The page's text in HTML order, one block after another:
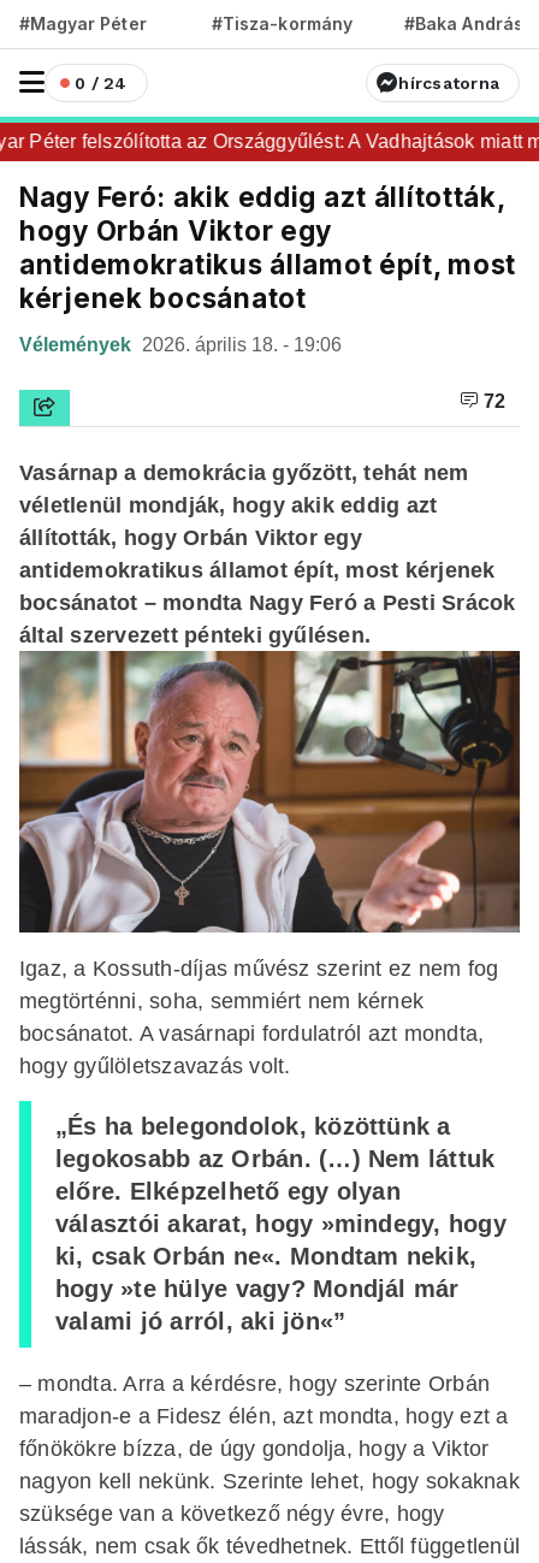
#Magyar Péter #Tisza-kormány #Baka András
0 / 24 hírcsatorna
Péter felszólította az Országgyűlést: A Vadhajtások miatt
Nagy Feró: akik eddig azt állították,
hogy Orbán Viktor egy
antidemokratikus államot épít, most
kérjenek bocsánatot
Vélemények 2026. április 18. - 19:06
72
Vasárnap a demokrácia győzött, tehát nem
véletlenül mondják, hogy akik eddig azt
állították, hogy Orbán Viktor egy
antidemokratikus államot épít, most kérjenek
bocsánatot – mondta Nagy Feró a Pesti Srácok
által szervezett pénteki gyűlésen.
Igaz, a Kossuth-díjas művész szerint ez nem fog
megtörténni, soha, semmiért nem kérnek
bocsánatot. A vasárnapi fordulatról azt mondta,
hogy gyűlöletszavazás volt.
„És ha belegondolok, közöttünk a
legokosabb az Orbán. (…) Nem láttuk
előre. Elképzelhető egy olyan
választói akarat, hogy »mindegy, hogy
ki, csak Orbán ne«. Mondtam nekik,
hogy »te hülye vagy? Mondjál már
valami jó arról, aki jön«”
– mondta. Arra a kérdésre, hogy szerinte Orbán
maradjon-e a Fidesz élén, azt mondta, hogy ezt a
főnökökre bízza, de úgy gondolja, hogy a Viktor
nagyon kell nekünk. Szerinte lehet, hogy sokaknak
szüksége van a következő négy évre, hogy
lássák, nem csak ők tévedhetnek. Ettől függetlenül